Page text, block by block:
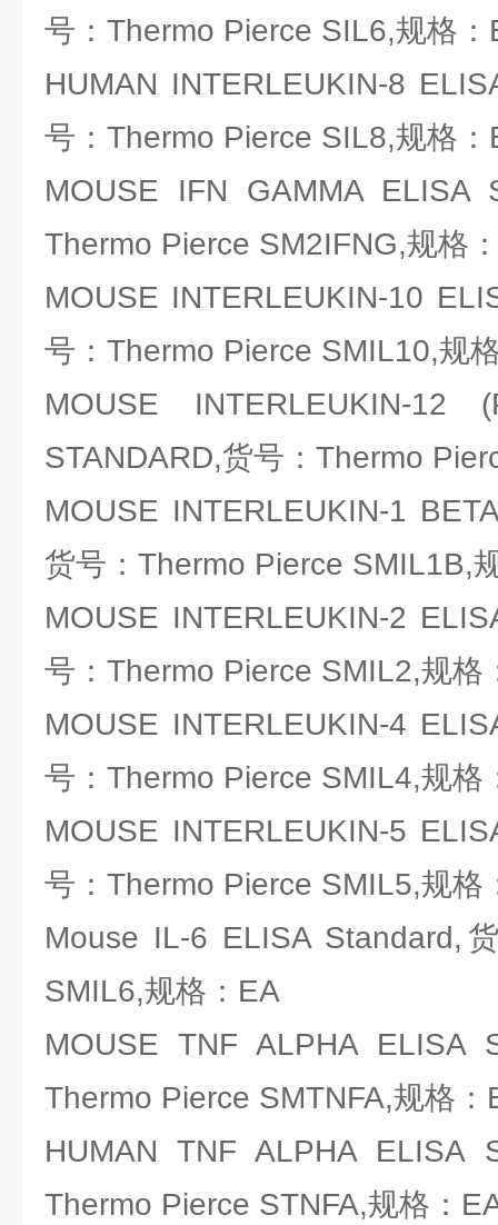
号：Thermo Pierce SIL6,规格：
HUMAN INTERLEUKIN-8
号：Thermo Pierce SIL8,规格：
MOUSE IFN GAMMA ELISA
Thermo Pierce SM2IFNG,规格
MOUSE INTERLEUKIN-10
号：Thermo Pierce SMIL10,规
MOUSE
STANDARD,货号：Thermo
MOUSE INTERLEUKIN-1
货号：Thermo Pierce SMIL1B,
MOUSE INTERLEUKIN-2
号：Thermo Pierce SMIL2,规格
MOUSE INTERLEUKIN-4
号：Thermo Pierce SMIL4,规格
MOUSE INTERLEUKIN-5
号：Thermo Pierce SMIL5,规格
Mouse IL-6 ELISA Standard,
SMIL6,规格：EA
MOUSE TNF ALPHA ELISA
Thermo Pierce SMTNFA,规格：
HUMAN TNF ALPHA ELISA
Thermo Pierce STNFA,规格：